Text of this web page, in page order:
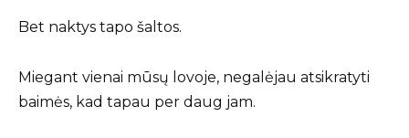
Bet naktys tapo šaltos.
Miegant vienai mūsų lovoje, negalėjau atsikratyti
baimės, kad tapau per daug jam.